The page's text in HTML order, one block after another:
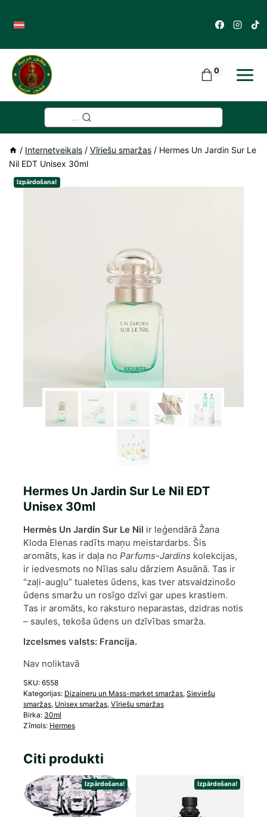
content
0
/ Internetveikals / Vīriešu smaržas / Hermes Un Jardin Sur Le
Nil EDT Unisex 30ml
Izpārdošana!
Hermes Un Jardin Sur Le Nil EDT
Unisex 30ml
Hermès Un Jardin Sur Le Nil ir leģendārā Žana
Kloda Elenas radīts maņu meistardarbs. Šis
aromāts, kas ir daļa no Parfums-Jardins kolekcijas,
ir iedvesmots no Nīlas salu dārziem Asuānā. Tas ir
“zaļi-augļu” tualetes ūdens, kas tver atsvaidzinošo
ūdens smaržu un rosīgo dzīvi gar upes krastiem.
Tas ir aromāts, ko raksturo neparastas, dzidras notis
– saules, tekoša ūdens un dzīvības smarža.
Izcelsmes valsts: Francija.
Nav noliktavā
SKU: 6558
Kategorijas: Dizaineru un Mass-market smaržas, Sieviešu
smaržas, Unisex smaržas, Vīriešu smaržas
Birka: 30ml
Zīmols: Hermes
Citi produkti
Izpārdošana! Izpārdošana!